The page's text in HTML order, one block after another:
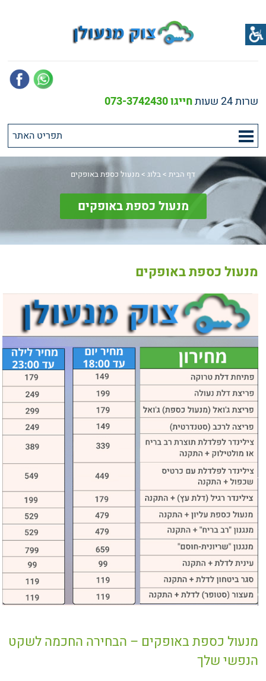
שרות 24 שעות חייגו 073-3742430
דף הבית >בלוג > מנעול כספת באופקים
מנעול כספת באופקים
מנעול כספת באופקים
מנעול כספת באופקים – הבחירה החכמה לשקט
הנפשי שלך